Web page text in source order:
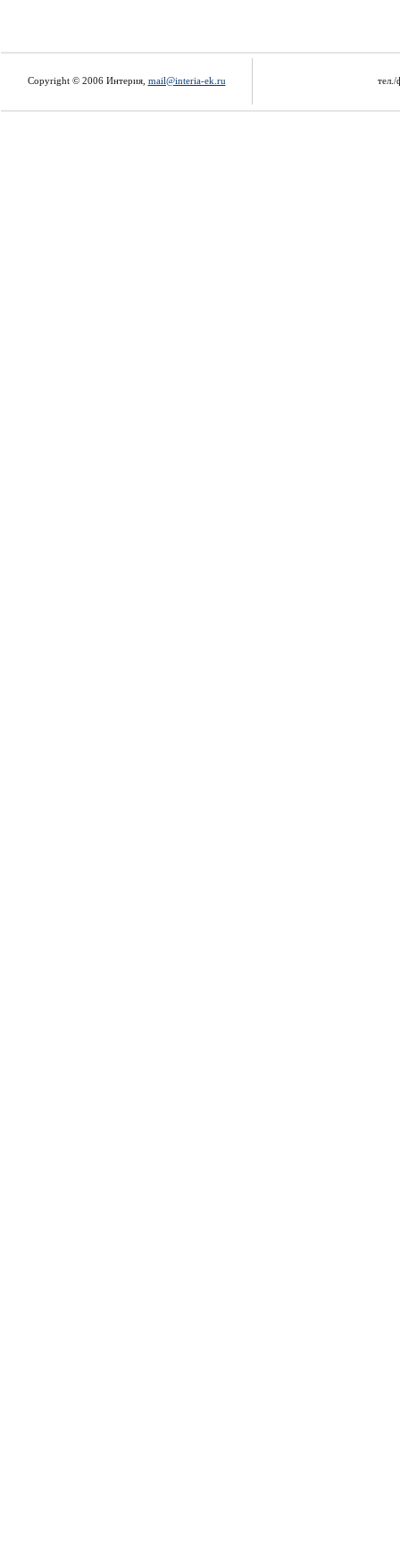
Copyright © 2006 Интерия, mail@interia-ek.ru